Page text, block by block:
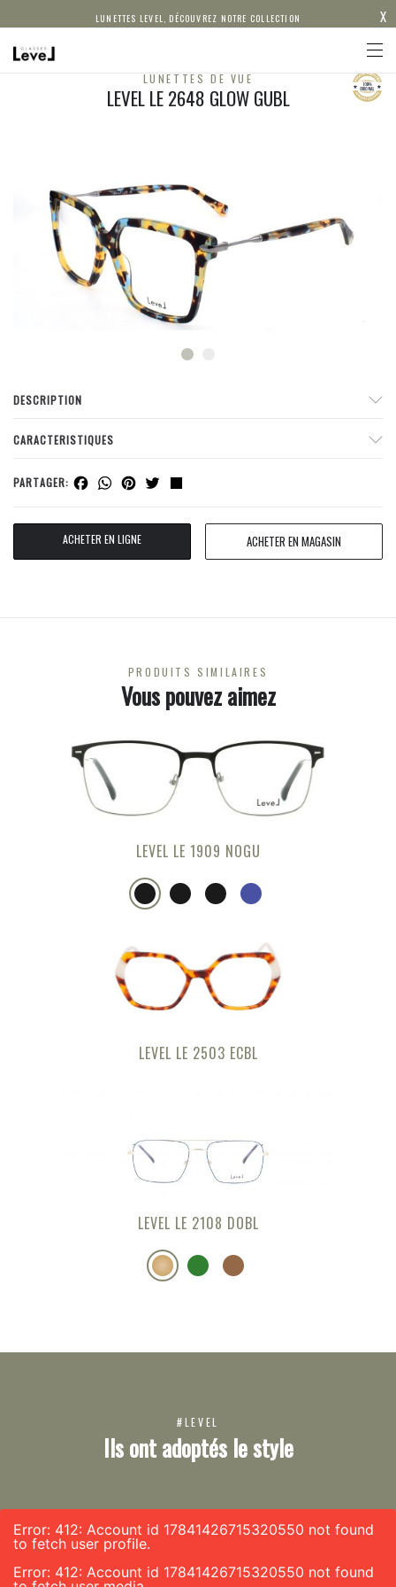
LUNETTES LEVEL, DÉCOUVREZ NOTRE COLLECTION X
LUNETTES DE VUE
LEVEL LE 2648 GLOW GUBL
DESCRIPTION
CARACTERISTIQUES
PARTAGER: Facebook
WhatsApp
Pinterest
Twitter
ACHETER EN LIGNE ACHETER EN MAGASIN
PRODUITS SIMILAIRES
Vous pouvez aimez
LEVEL LE 1909 NOGU
LEVEL LE 2503 ECBL
LEVEL LE 2108 DOBL
#LEVEL
Ils ont adoptés le style
Error: 412: Account id 17841426715320550 not found
to fetch user profile.
Error: 412: Account id 17841426715320550 not found